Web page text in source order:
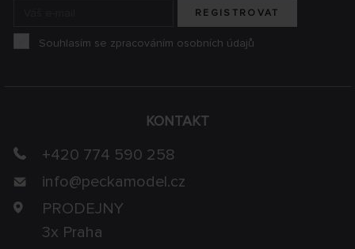
KONTAKT
+420 774 590 258
info@peckamodel.cz
PRODEJNY
3x Praha
REGISTROVAT
Souhlasím se zpracováním osobních údajů